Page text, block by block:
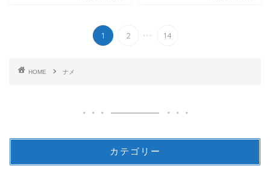
1 2 ... 14
HOME ナメ
カテゴリー